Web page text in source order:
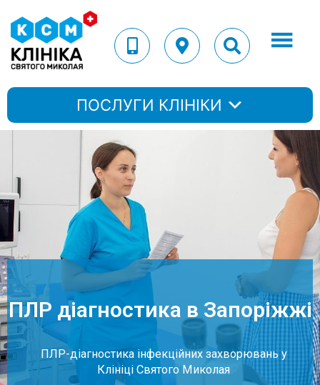
ПОСЛУГИ КЛІНІКИ
ПЛР діагностика в Запоріжжі
ПЛР-діагностика інфекційних захворювань у
Клініці Святого Миколая